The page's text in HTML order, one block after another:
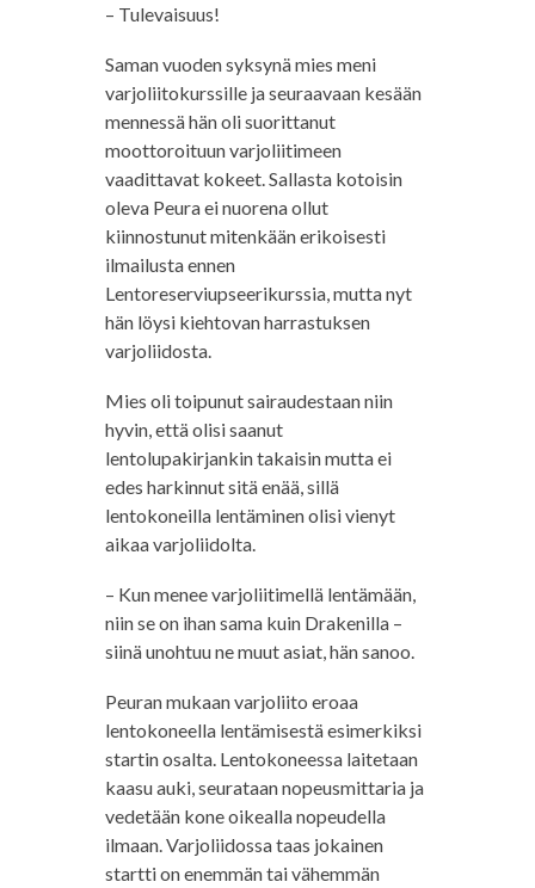
– Tulevaisuus!
Saman vuoden syksynä mies meni
varjoliitokurssille ja seuraavaan kesään
mennessä hän oli suorittanut
moottoroituun varjoliitimeen
vaadittavat kokeet. Sallasta kotoisin
oleva Peura ei nuorena ollut
kiinnostunut mitenkään erikoisesti
ilmailusta ennen
Lentoreserviupseerikurssia, mutta nyt
hän löysi kiehtovan harrastuksen
varjoliidosta.
Mies oli toipunut sairaudestaan niin
hyvin, että olisi saanut
lentolupakirjankin takaisin mutta ei
edes harkinnut sitä enää, sillä
lentokoneilla lentäminen olisi vienyt
aikaa varjoliidolta.
– Kun menee varjoliitimellä lentämään,
niin se on ihan sama kuin Drakenilla –
siinä unohtuu ne muut asiat, hän sanoo.
Peuran mukaan varjoliito eroaa
lentokoneella lentämisestä esimerkiksi
startin osalta. Lentokoneessa laitetaan
kaasu auki, seurataan nopeusmittaria ja
vedetään kone oikealla nopeudella
ilmaan. Varjoliidossa taas jokainen
startti on enemmän tai vähemmän